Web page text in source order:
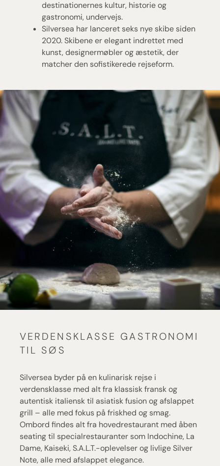
destinationernes kultur, historie og
gastronomi, undervejs.
Silversea har lanceret seks nye skibe siden
2020. Skibene er elegant indrettet med
kunst, designermøbler og æstetik, der
matcher den sofistikerede rejseform.
VERDENSKLASSE GASTRONOMI
TIL SØS
Silversea byder på en kulinarisk rejse i
verdensklasse med alt fra klassisk fransk og
autentisk italiensk til asiatisk fusion og afslappet
grill – alle med fokus på friskhed og smag.
Ombord findes alt fra hovedrestaurant med åben
seating til specialrestauranter som Indochine, La
Dame, Kaiseki, S.A.L.T.-oplevelser og livlige Silver
Note, alle med afslappet elegance.